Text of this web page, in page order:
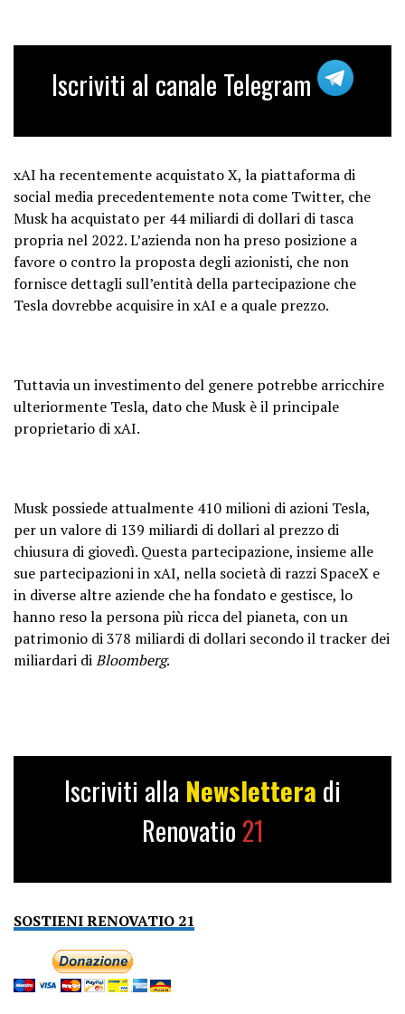
Iscriviti al canale Telegram
xAI ha recentemente acquistato X, la piattaforma di
social media precedentemente nota come Twitter, che
Musk ha acquistato per 44 miliardi di dollari di tasca
propria nel 2022. L’azienda non ha preso posizione a
favore o contro la proposta degli azionisti, che non
fornisce dettagli sull’entità della partecipazione che
Tesla dovrebbe acquisire in xAI e a quale prezzo.
Tuttavia un investimento del genere potrebbe arricchire
ulteriormente Tesla, dato che Musk è il principale
proprietario di xAI.
Musk possiede attualmente 410 milioni di azioni Tesla,
per un valore di 139 miliardi di dollari al prezzo di
chiusura di giovedì. Questa partecipazione, insieme alle
sue partecipazioni in xAI, nella società di razzi SpaceX e
in diverse altre aziende che ha fondato e gestisce, lo
hanno reso la persona più ricca del pianeta, con un
patrimonio di 378 miliardi di dollari secondo il tracker dei
miliardari diBloomberg.
Iscriviti alla Newslettera di
Renovatio 21
SOSTIENI RENOVATIO 21